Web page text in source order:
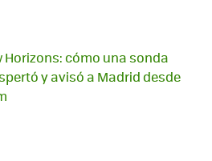
Horizons: cómo una sonda
y avisó a Madrid desde